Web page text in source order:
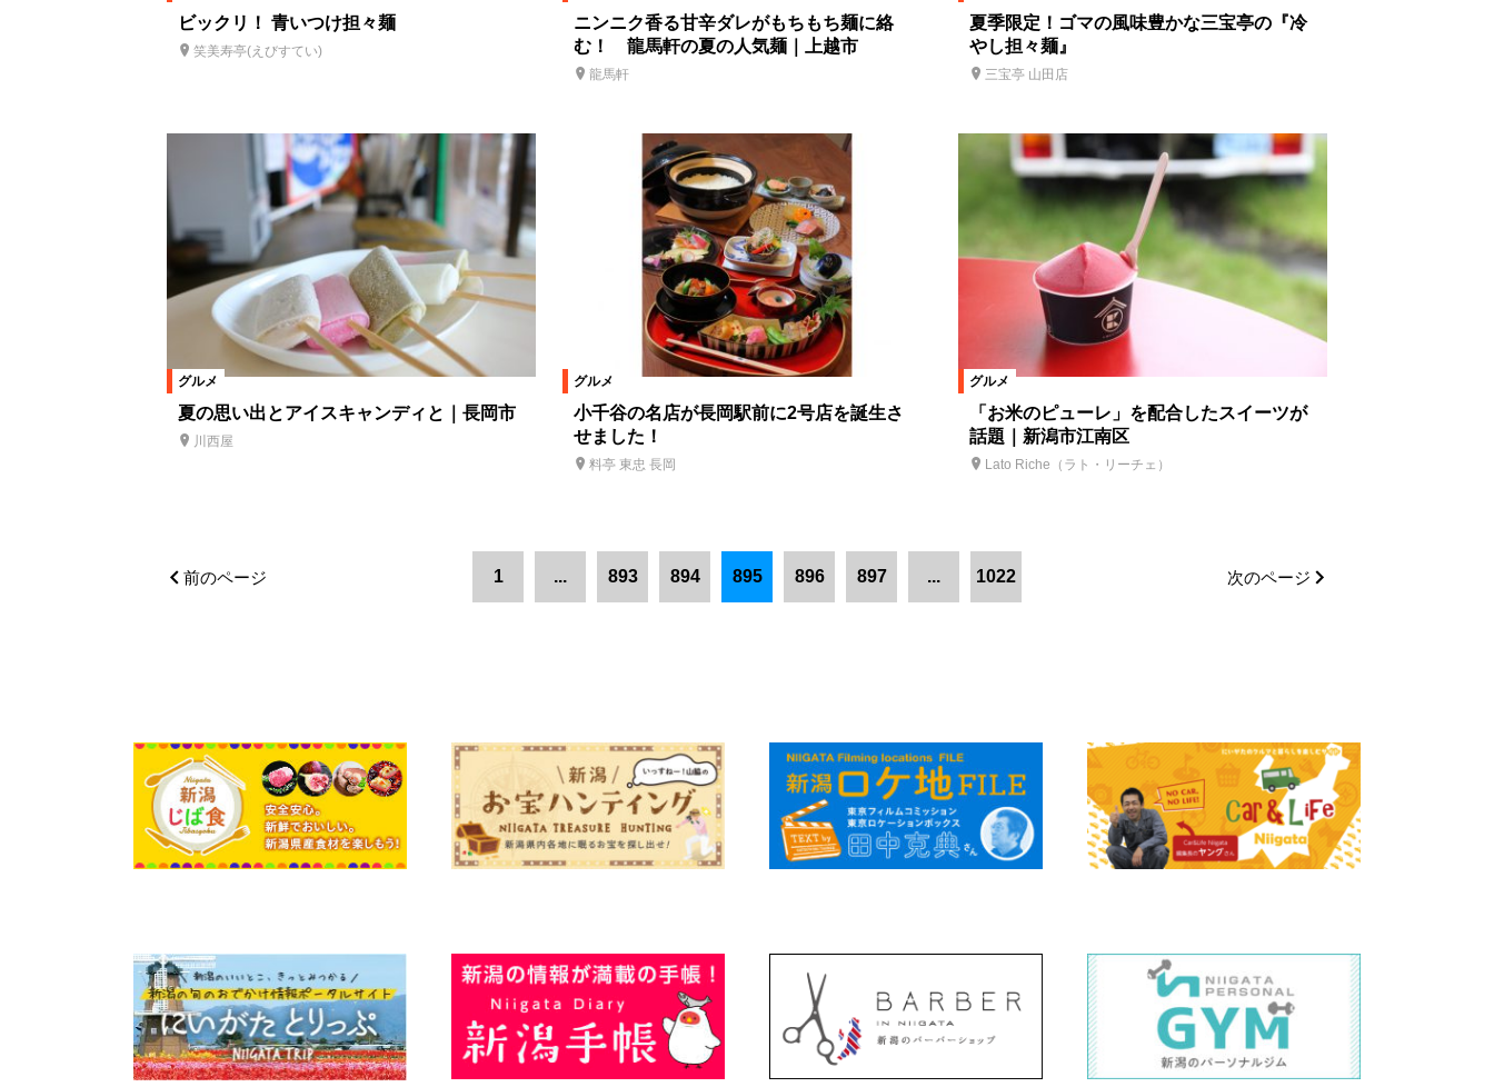
ビックリ！ 青いつけ担々麺
笑美寿亭(えびすてい)
ニンニク香る甘辛ダレがもちもち麺に絡
む！ 龍馬軒の夏の人気麺｜上越市
龍馬軒
夏季限定！ゴマの風味豊かな三宝亭の『冷
やし担々麺』
三宝亭 山田店
グルメ
夏の思い出とアイスキャンディと｜長岡市
川西屋
グルメ
小千谷の名店が長岡駅前に2号店を誕生さ
せました！
料亭 東忠 長岡
グルメ
「お米のピューレ」を配合したスイーツが
話題｜新潟市江南区
Lato Riche（ラト・リーチェ）
前のページ 1 ... 893 894 895 896 897 ... 1022 次のページ